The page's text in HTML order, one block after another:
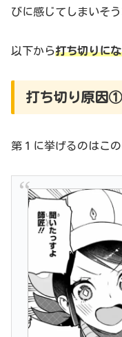
びに感じてしまいそ
以下から打ち切りに
打ち切り原因
第１に挙げるのはこ